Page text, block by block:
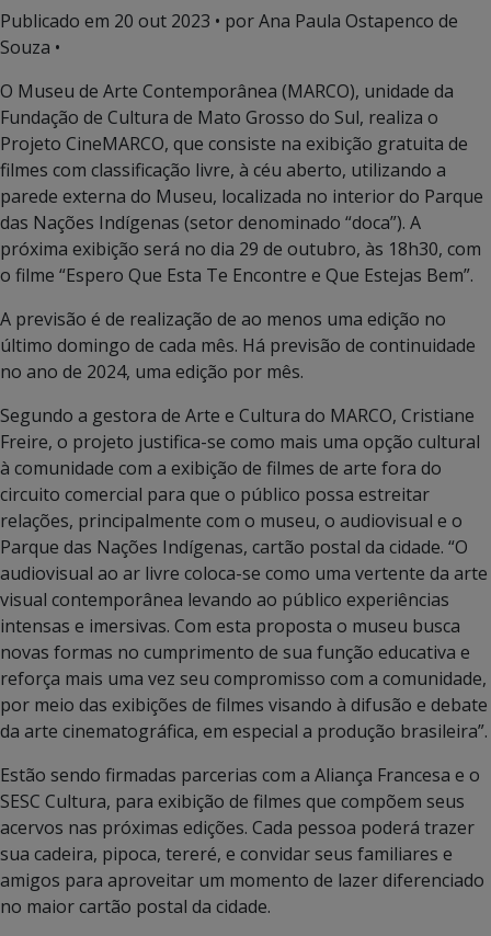
Publicado em 20 out 2023 • por Ana Paula Ostapenco de
Souza •
O Museu de Arte Contemporânea (MARCO), unidade da
Fundação de Cultura de Mato Grosso do Sul, realiza o
Projeto CineMARCO, que consiste na exibição gratuita de
filmes com classificação livre, à céu aberto, utilizando a
parede externa do Museu, localizada no interior do Parque
das Nações Indígenas (setor denominado “doca”). A
próxima exibição será no dia 29 de outubro, às 18h30, com
o filme “Espero Que Esta Te Encontre e Que Estejas Bem”.
A previsão é de realização de ao menos uma edição no
último domingo de cada mês. Há previsão de continuidade
no ano de 2024, uma edição por mês.
Segundo a gestora de Arte e Cultura do MARCO, Cristiane
Freire, o projeto justifica-se como mais uma opção cultural
à comunidade com a exibição de filmes de arte fora do
circuito comercial para que o público possa estreitar
relações, principalmente com o museu, o audiovisual e o
Parque das Nações Indígenas, cartão postal da cidade. “O
audiovisual ao ar livre coloca-se como uma vertente da arte
visual contemporânea levando ao público experiências
intensas e imersivas. Com esta proposta o museu busca
novas formas no cumprimento de sua função educativa e
reforça mais uma vez seu compromisso com a comunidade,
por meio das exibições de filmes visando à difusão e debate
da arte cinematográfica, em especial a produção brasileira”.
Estão sendo firmadas parcerias com a Aliança Francesa e o
SESC Cultura, para exibição de filmes que compõem seus
acervos nas próximas edições. Cada pessoa poderá trazer
sua cadeira, pipoca, tereré, e convidar seus familiares e
amigos para aproveitar um momento de lazer diferenciado
no maior cartão postal da cidade.